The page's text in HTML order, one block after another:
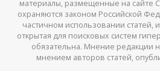
материалы, размещенные на сайте
охраняются законом Российской
частичном использовании статей,
открытая для поисковых систем
обязательна. Мнение редакции
мнением авторов статей,